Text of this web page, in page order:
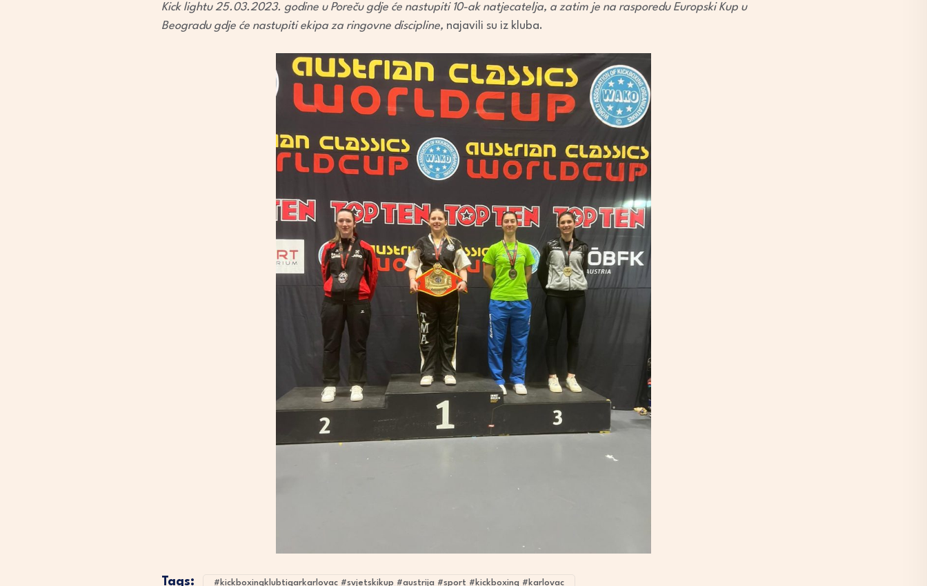
Kick lightu 25.03.2023. godine u Poreču gdje će nastupiti 10-ak natjecatelja, a zatim je na rasporedu Europski Kup u
Beogradu gdje će nastupiti ekipa za ringovne discipline, najavili su iz kluba.
Tags: #kickboxingklubtigarkarlovac #svjetskikup #austrija #sport #kickboxing #karlovac